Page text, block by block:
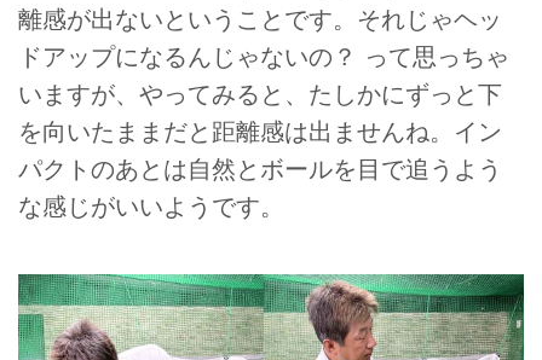
離感が出ないということです。それじゃヘッ
ドアップになるんじゃないの？ って思っちゃ
いますが、やってみると、たしかにずっと下
を向いたままだと距離感は出ませんね。イン
パクトのあとは自然とボールを目で追うよう
な感じがいいようです。